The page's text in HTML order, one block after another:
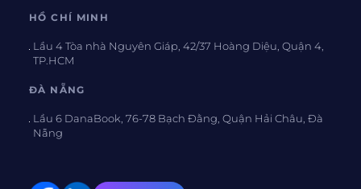
HỒ CHÍ MINH
Lầu 4 Tòa nhà Nguyên Giáp, 42/37 Hoàng Diệu, Quận 4,
TP.HCM
ĐÀ NẴNG
Lầu 6 DanaBook, 76-78 Bạch Đằng, Quận Hải Châu, Đà
Nẵng